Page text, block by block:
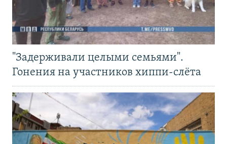
"Задерживали целыми семьями".
Гонения на участников хиппи-слёта